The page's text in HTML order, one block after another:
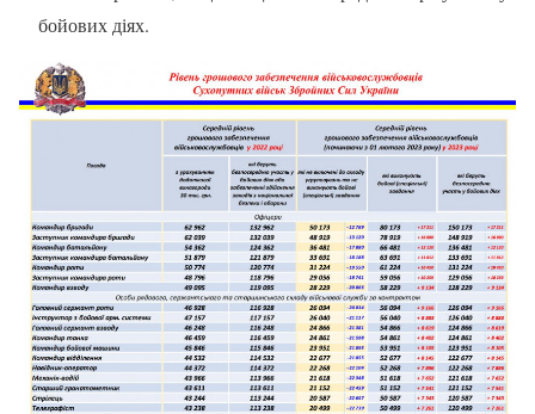
бойових діях.